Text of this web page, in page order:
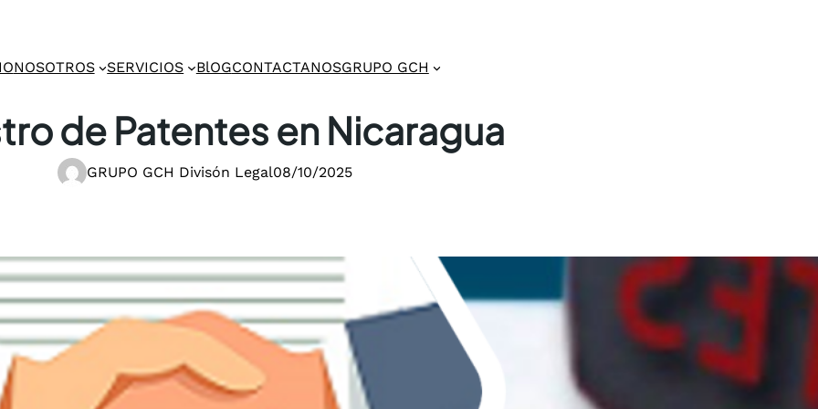
NOSOTROS SERVICIOS BlOGCONTACTANOSGRUPO GCH
de Patentes en Nicaragua
GRUPO GCH Divisón Legal08/10/2025